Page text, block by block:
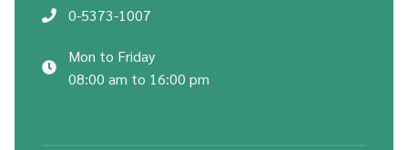
0-5373-1007
Mon to Friday
08:00 am to 16:00 pm